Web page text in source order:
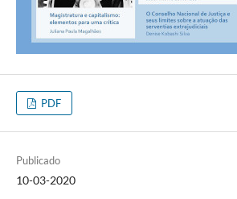
PDF
Publicado
10-03-2020